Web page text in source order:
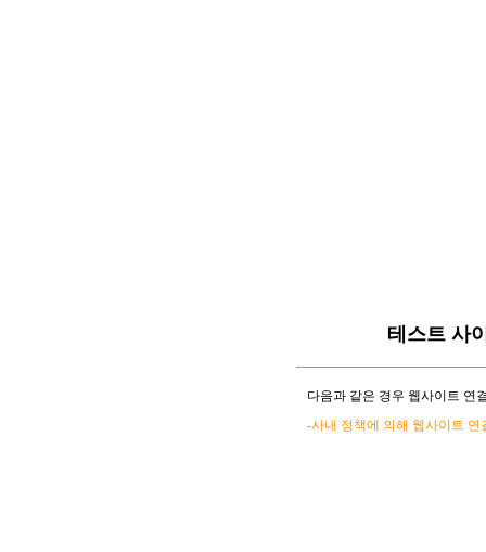
테스트 사
다음과 같은 경우 웹사이트 연
-사내 정책에 의해 웹사이트